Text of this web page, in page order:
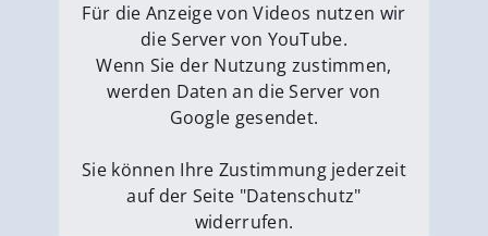
Für die Anzeige von Videos nutzen wir
die Server von YouTube.
Wenn Sie der Nutzung zustimmen,
werden Daten an die Server von
Google gesendet.
Sie können Ihre Zustimmung jederzeit
auf der Seite "Datenschutz"
widerrufen.